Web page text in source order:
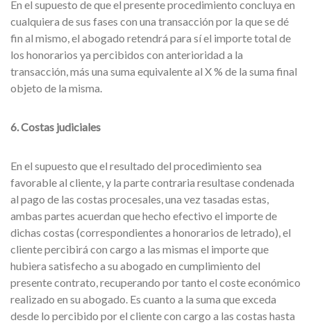
En el supuesto de que el presente procedimiento concluya en
cualquiera de sus fases con una transacción por la que se dé
fin al mismo, el abogado retendrá para sí el importe total de
los honorarios ya percibidos con anterioridad a la
transacción, más una suma equivalente al X % de la suma final
objeto de la misma.
6. Costas judiciales
En el supuesto que el resultado del procedimiento sea
favorable al cliente, y la parte contraria resultase condenada
al pago de las costas procesales, una vez tasadas estas,
ambas partes acuerdan que hecho efectivo el importe de
dichas costas (correspondientes a honorarios de letrado), el
cliente percibirá con cargo a las mismas el importe que
hubiera satisfecho a su abogado en cumplimiento del
presente contrato, recuperando por tanto el coste económico
realizado en su abogado. Es cuanto a la suma que exceda
desde lo percibido por el cliente con cargo a las costas hasta